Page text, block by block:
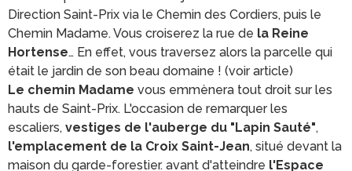
Direction Saint-Prix via le Chemin des Cordiers, puis le
Chemin Madame. Vous croiserez la rue de la Reine
Hortense… En effet, vous traversez alors la parcelle qui
était le jardin de son beau domaine ! (voir article)
Le chemin Madame vous emmènera tout droit sur les
hauts de Saint-Prix. L'occasion de remarquer les
escaliers, vestiges de l'auberge du "Lapin Sauté",
l'emplacement de la Croix Saint-Jean, situé devant la
maison du garde-forestier. avant d'atteindre l'Espace